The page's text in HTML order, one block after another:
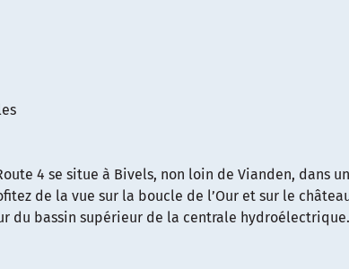
4 se situe à Bivels, non loin de Vianden, dans
de la vue sur la boucle de l’Our et sur le
du bassin supérieur de la centrale